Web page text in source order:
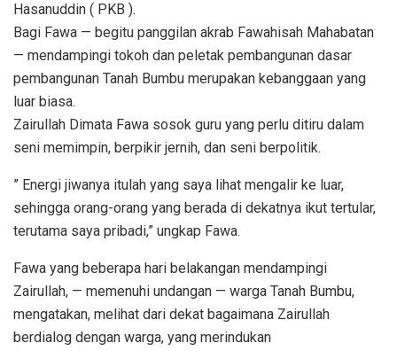
Hasanuddin ( PKB ).
Bagi Fawa — begitu panggilan akrab Fawahisah Mahabatan
— mendampingi tokoh dan peletak pembangunan dasar
pembangunan Tanah Bumbu merupakan kebanggaan yang
luar biasa.
Zairullah Dimata Fawa sosok guru yang perlu ditiru dalam
seni memimpin, berpikir jernih, dan seni berpolitik.
” Energi jiwanya itulah yang saya lihat mengalir ke luar,
sehingga orang-orang yang berada di dekatnya ikut tertular,
terutama saya pribadi,” ungkap Fawa.
Fawa yang beberapa hari belakangan mendampingi
Zairullah, — memenuhi undangan — warga Tanah Bumbu,
mengatakan, melihat dari dekat bagaimana Zairullah
berdialog dengan warga, yang merindukan